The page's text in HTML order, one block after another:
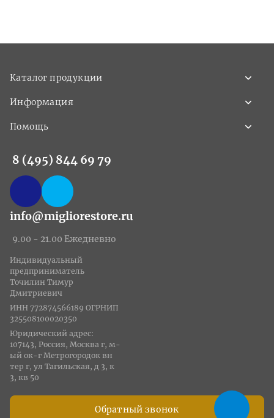
Каталог продукции
Информация
Помощь
8 (495) 844 69 79
info@migliorestore.ru
9.00 - 21.00 Ежедневно
Обратный звонок
Индивидуальный
предприниматель
Точилин Тимур
Дмитриевич
ИНН 772874566189 ОГРНИП
325508100020350
Юридический адрес:
107143, Россия, Москва г, м-
ый ок-г Метрогородок вн
тер г, ул Тагильская, д 3, к
3, кв 50